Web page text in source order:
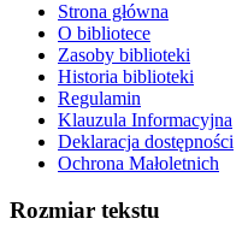
Strona główna
O bibliotece
Zasoby biblioteki
Historia biblioteki
Regulamin
Klauzula Informacyjna
Deklaracja dostępności
Ochrona Małoletnich
Rozmiar tekstu